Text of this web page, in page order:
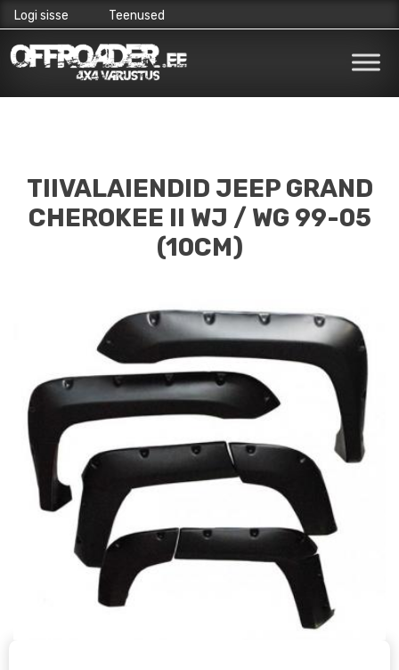
to
Logi sisse Teenused
TIIVALAIENDID JEEP GRAND
CHEROKEE II WJ / WG 99-05
(10CM)